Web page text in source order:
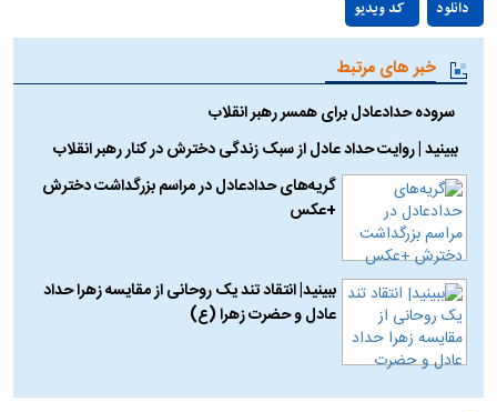
کد ویدیو دانلود
خبر های مرتبط
سروده حدادعادل برای همسر رهبر انقلاب
ببینید | روایت حداد عادل از سبک زندگی دخترش در کنار رهبر انقلاب
گریه‌های حدادعادل در مراسم بزرگداشت دخترش
+عکس
ببینید| انتقاد تند یک روحانی از مقایسه زهرا حداد
عادل و حضرت زهرا (ع)